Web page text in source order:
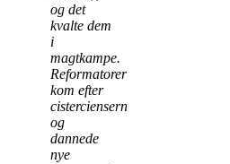
og det
kvalte dem
i
magtkampe.
Reformatorer
kom efter
cistercienserne
og
dannede
nye